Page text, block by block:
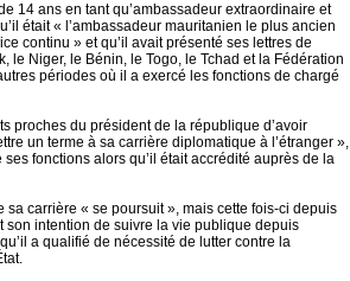
14 ans en tant qu’ambassadeur extraordinaire et
était « l’ambassadeur mauritanien le plus ancien
continu » et qu’il avait présenté ses lettres de
le Niger, le Bénin, le Togo, le Tchad et la Fédération
périodes où il a exercé les fonctions de chargé
proches du président de la république d’avoir
un terme à sa carrière diplomatique à l’étranger »,
ses fonctions alors qu’il était accrédité auprès de la
sa carrière « se poursuit », mais cette fois-ci depuis
son intention de suivre la vie publique depuis
a qualifié de nécessité de lutter contre la